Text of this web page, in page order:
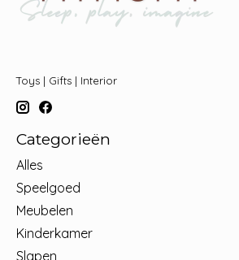
Toys | Gifts | Interior
Categorieën
Alles
Speelgoed
Meubelen
Kinderkamer
Slapen